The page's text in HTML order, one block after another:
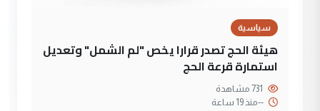
سياسية
هيئة الحج تصدر قرارا يخص "لم الشمل" وتعديل
استمارة قرعة الحج
--منذ 19 ساعة